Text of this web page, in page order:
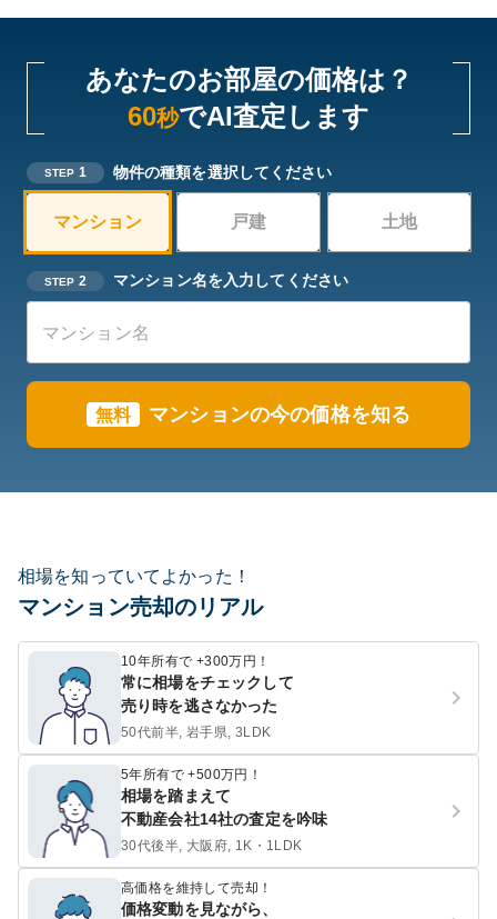
あなたのお部屋の価格は？
60秒でAI査定します
STEP 1 物件の種類を選択してください
マンション 戸建 土地
STEP 2 マンション名を入力してください
無料 マンションの今の価格を知る
相場を知っていてよかった！
マンション売却のリアル
10年所有で +300万円！
常に相場をチェックして
売り時を逃さなかった
50代前半, 岩手県, 3LDK
5年所有で +500万円！
相場を踏まえて
不動産会社14社の査定を吟味
30代後半, 大阪府, 1K・1LDK
高価格を維持して売却！
価格変動を見ながら、